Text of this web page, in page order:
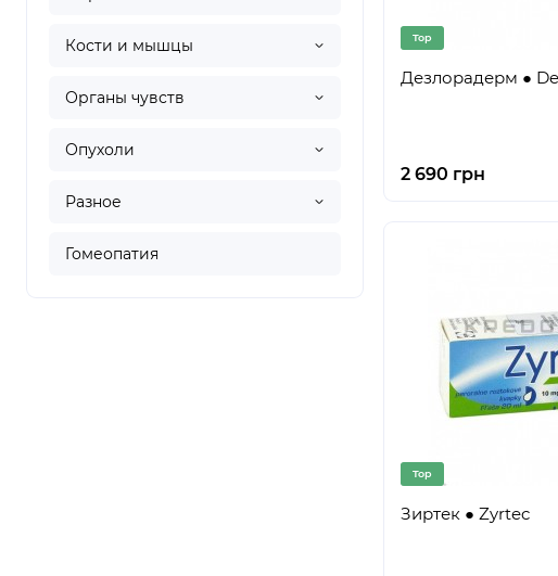
Кости и мышцы
Органы чувств
Опухоли
Разное
Гомеопатия
Top
Дезлорадерм ●
2 690 грн
Top
Зиртек ● Zyrtec